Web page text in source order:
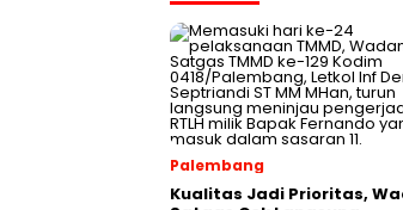
Palembang
Kualitas Jadi Prioritas,